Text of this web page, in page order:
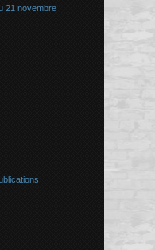
21 novembre